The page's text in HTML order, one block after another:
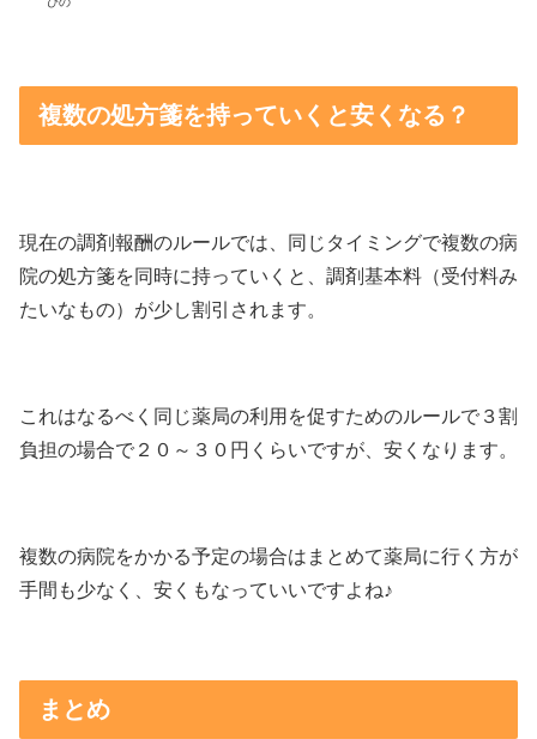
複数の処方箋を持っていくと安くなる？
現在の調剤報酬のルールでは、同じタイミングで複数の病
院の処方箋を同時に持っていくと、調剤基本料（受付料み
たいなもの）が少し割引されます。
これはなるべく同じ薬局の利用を促すためのルールで３割
負担の場合で２０～３０円くらいですが、安くなります。
複数の病院をかかる予定の場合はまとめて薬局に行く方が
手間も少なく、安くもなっていいですよね♪
まとめ